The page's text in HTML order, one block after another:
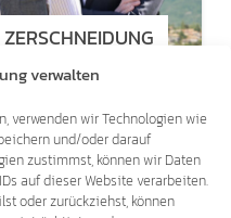
verwalten
verwenden wir Technologien wie
und/oder darauf
zustimmst, können wir Daten
auf dieser Website verarbeiten.
oder zurückziehst, können
30.07.2026